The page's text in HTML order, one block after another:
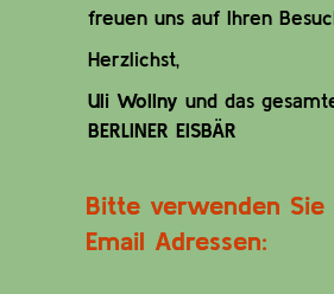
freuen uns auf Ihren
Herzlichst,
Uli Wollny und das
BERLINER EISBÄR
Bitte verwenden Sie
Email Adressen: